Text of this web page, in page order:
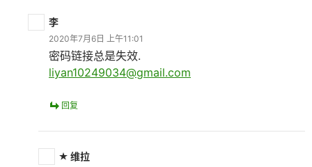
李
2020年7月6日 上午11:01
密码链接总是失效.
liyan10249034@gmail.com
回复
维拉